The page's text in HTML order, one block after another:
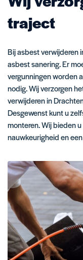
traject
Bij asbest verwijderen
asbest sanering. Er
vergunningen worden
nodig. Wij verzorgen
verwijderen in
Desgewenst kunt u
monteren. Wij bieden
nauwkeurigheid en